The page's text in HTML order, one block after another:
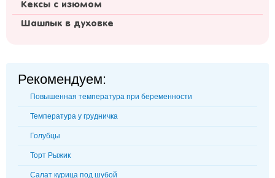
Кексы с изюмом
Шашлык в духовке
Рекомендуем:
Повышенная температура при беременности
Температура у грудничка
Голубцы
Торт Рыжик
Салат курица под шубой